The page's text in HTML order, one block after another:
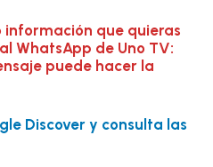
información que quieras
WhatsApp de Uno TV:
puede hacer la
Discover y consulta las